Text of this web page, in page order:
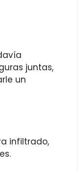
juntas,
un
infiltrado,